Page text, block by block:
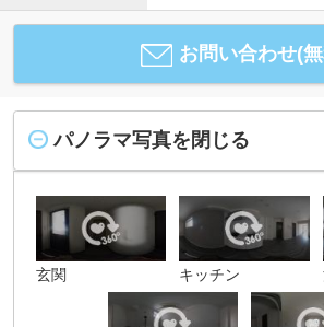
お問い合わせ(
パノラマ写真を閉じる
玄関 キッチン